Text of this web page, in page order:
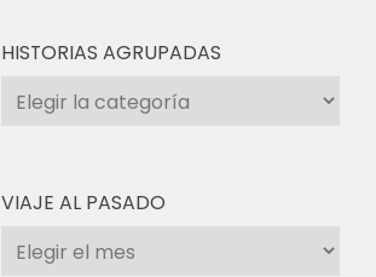
HISTORIAS AGRUPADAS
Historias
agrupadas
VIAJE AL PASADO
Viaje